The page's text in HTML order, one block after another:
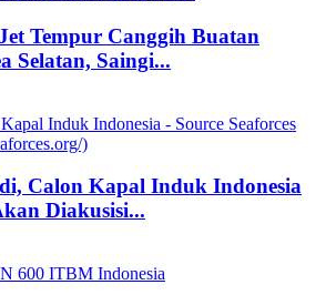
Tempur Canggih Buatan
Selatan, Saingi...
Calon Kapal Induk Indonesia
Diakusisi...